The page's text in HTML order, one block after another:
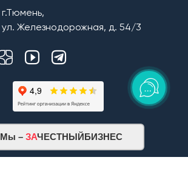
г.Тюмень,
ул. Железнодорожная, д. 54/3
Мы – ЗАЧЕСТНЫЙБИЗНЕС